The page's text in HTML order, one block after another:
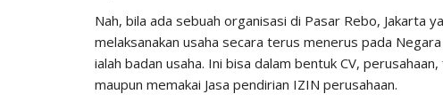
Nah, bila ada sebuah organisasi di Pasar Rebo, Jakarta
melaksanakan usaha secara terus menerus pada
ialah badan usaha. Ini bisa dalam bentuk CV,
maupun memakai Jasa pendirian IZIN perusahaan.